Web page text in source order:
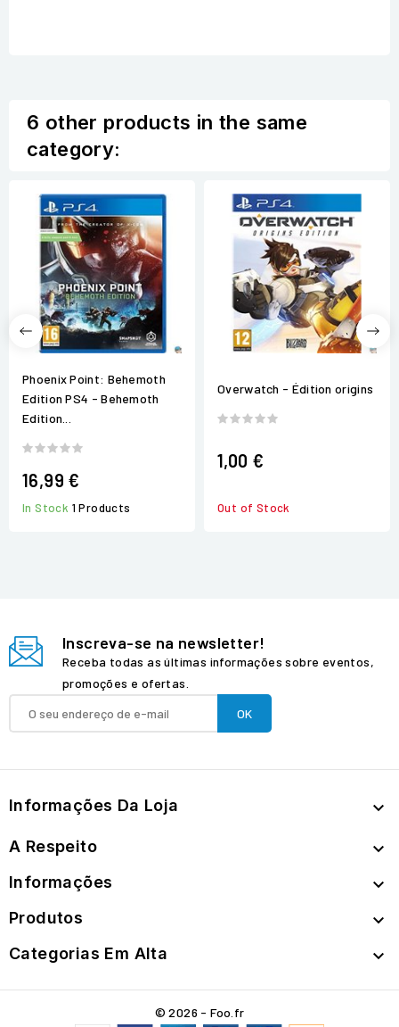
6 other products in the same
category:
Phoenix Point: Behemoth
Edition PS4 - Behemoth
Edition...
16,99 €
In Stock 1 Products
Overwatch - Édition origins
1,00 €
Out of Stock
Inscreva-se na newsletter!
Receba todas as últimas informações sobre eventos,
promoções e ofertas.
Informações Da Loja 
A Respeito 
Informações 
Produtos 
Categorias Em Alta 
© 2026 - Foo.fr